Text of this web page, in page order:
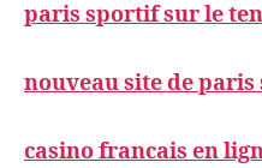
paris sportif sur le
nouveau site de
casino francais en